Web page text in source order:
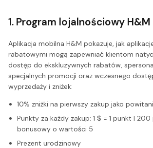
1. Program lojalnościowy H&M
Aplikacja mobilna H&M pokazuje, jak
rabatowymi mogą zapewniać klientom
dostęp do ekskluzywnych rabatów,
specjalnych promocji oraz wczesnego
wyprzedaży i zniżek:
10% zniżki na pierwszy zakup jako
Punkty za każdy zakup: 1 $ = 1 punkt |
bonusowy o wartości 5
Prezent urodzinowy